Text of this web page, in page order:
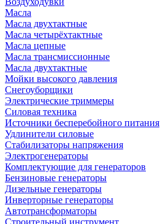
Масла
Масла двухтактные
Масла четырёхтактные
Масла цепные
Масла трансмиссионные
Масла двухтактные
Мойки высокого давления
Снегоуборщики
Электрические триммеры
Силовая техника
Источники бесперебойного питания
Удлинители силовые
Стабилизаторы напряжения
Электрогенераторы
Комплектующие для генераторов
Бензиновые генераторы
Дизельные генераторы
Инверторные генераторы
Автотрансформаторы
Строительный инструмент